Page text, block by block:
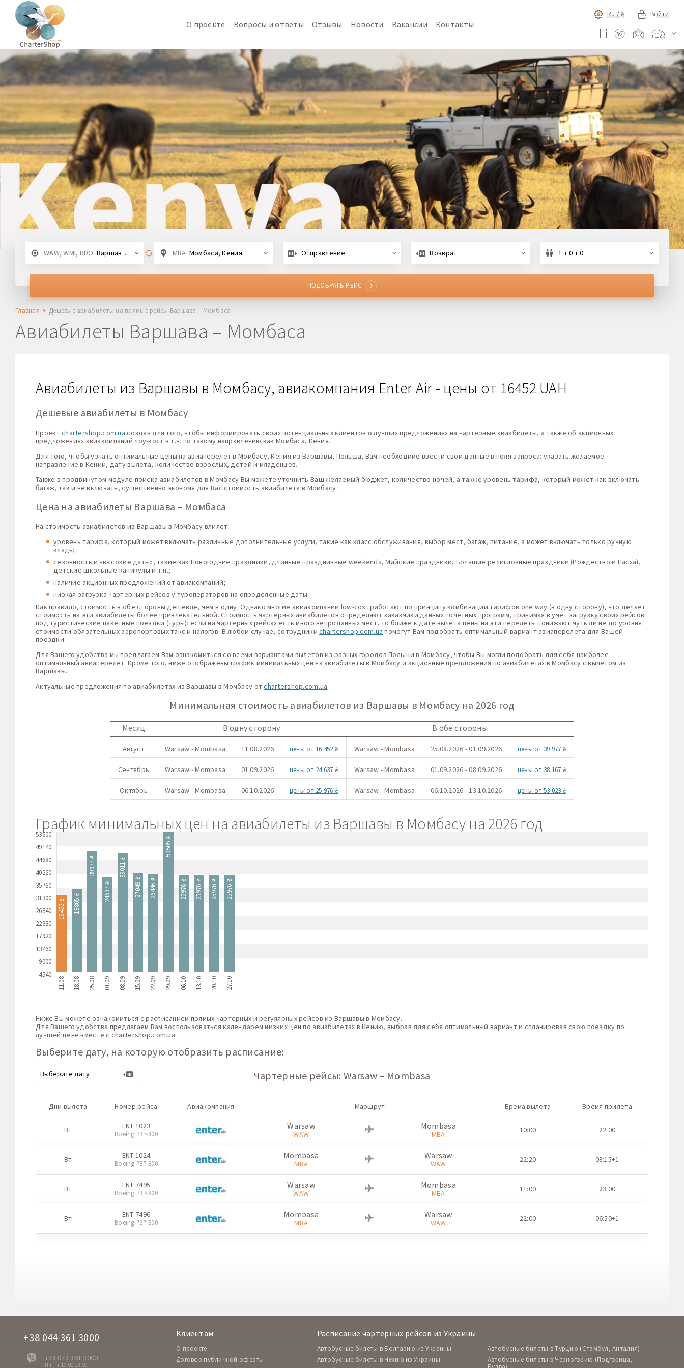
О проекте Вопросы и ответы Отзывы Новости Вакансии Контакты
Ru /₴ Войти
WAW, WMI, RDO Варшава, Польша MBA Момбаса, Кения Отправление Возврат 1 + 0 + 0
ПОДОБРАТЬ РЕЙС
Главная Дешевые авиабилеты на прямые рейсы Варшава – Момбаса
Авиабилеты Варшава – Момбаса
Авиабилеты из Варшавы в Момбасу, авиакомпания Enter Air - цены от 16452 UAH
Дешевые авиабилеты в Момбасу
Проект chartershop.com.ua создан для того, чтобы информировать своих потенциальных клиентов о лучших предложениях на чартерные авиабилеты, а также об акционных
предложениях авиакомпаний лоу-кост в т.ч. по такому направлению как Момбаса, Кения.
Для того, чтобы узнать оптимальные цены на авиаперелет в Момбасу, Кения из Варшавы, Польша, Вам необходимо ввести свои данные в поля запроса: указать желаемое
направление в Кении, дату вылета, количество взрослых, детей и младенцев.
Также в продвинутом модуле поиска авиабилетов в Момбасу Вы можете уточнить Ваш желаемый бюджет, количество ночей, а также уровень тарифа, который может как включать
багаж, так и не включать, существенно экономя для Вас стоимость авиабилета в Момбасу.
Цена на авиабилеты Варшава – Момбаса
На стоимость авиабилетов из Варшавы в Момбасу влияет:
уровень тарифа, который может включать различные дополнительные услуги, такие как класс обслуживания, выбор мест, багаж, питание, а может включать только ручную
кладь;
сезонность и «высокие даты», такие как Новогодние праздники, длинные праздничные weekends, Майские праздники, Большие религиозные праздники (Рождество и Пасха),
детские школьные каникулы и т.п.;
наличие акционных предложений от авиакомпаний;
низкая загрузка чартерных рейсов у туроператоров на определенные даты.
Как правило, стоимость в обе стороны дешевле, чем в одну. Однако многие авиакомпании low-cost работают по принципу комбинации тарифов one way (в одну сторону), что делает
стоимость на эти авиабилеты более привлекательной. Стоимость чартерных авиабилетов определяют заказчики данных полетных программ, принимая в учет загрузку своих рейсов
под туристические пакетные поездки (туры): если на чартерных рейсах есть много непроданных мест, то ближе к дате вылета цены на эти перелеты понижают чуть ли не до уровня
стоимости обязательных аэропортовых такс и налогов. В любом случае, сотрудникиchartershop.com.ua помогут Вам подобрать оптимальный вариант авиаперелета для Вашей
поездки.
Для Вашего удобства мы предлагаем Вам ознакомиться со всеми вариантами вылетов из разных городов Польши в Момбасу, чтобы Вы могли подобрать для себя наиболее
оптимальный авиаперелет. Кроме того, ниже отображены график минимальных цен на авиабилеты в Момбасу и акционные предложения по авиабилетах в Момбасу с вылетом из
Варшавы.
Актуальные предложения по авиабилетах из Варшавы в Момбасу отchartershop.com.ua:
Минимальная стоимость авиабилетов из Варшавы в Момбасу на 2026 год
Месяц В одну сторону В обе стороны
Август Warsaw - Mombasa 11.08.2026 цены от 16 452 ₴ Warsaw - Mombasa 25.08.2026 - 01.09.2026 цены от 39 977 ₴
Сентябрь Warsaw - Mombasa 01.09.2026 цены от 24 637 ₴ Warsaw - Mombasa 01.09.2026 - 08.09.2026 цены от 38 167 ₴
Октябрь Warsaw - Mombasa 06.10.2026 цены от 25 976 ₴ Warsaw - Mombasa 06.10.2026 - 13.10.2026 цены от 53 023 ₴
График минимальных цен на авиабилеты из Варшавы в Момбасу на 2026 год
53600
49140
44680
40220
35760
31300
26840
22380
17920
13460
9000
4540
16452 ₴
11.08
18865 ₴
18.08
39977 ₴
25.08
24637 ₴
01.09
39011 ₴
08.09
27049 ₴
15.09
26446 ₴
22.09
53505 ₴
29.09
25976 ₴
06.10
25976 ₴
13.10
25976 ₴
20.10
25976 ₴
27.10
Ниже Вы можете ознакомиться с расписанием прямых чартерных и регулярных рейсов из Варшавы в Момбасу.
Для Вашего удобства предлагаем Вам воспользоваться календарем низких цен по авиабилетах в Кению, выбрав для себя оптимальный вариант и спланировав свою поездку по
лучшей цене вместе с chartershop.com.ua.
Выберите дату, на которую отобразить расписание:
Чартерные рейсы: Warsaw – Mombasa
Дни вылета Номер рейса Авиакомпания Маршрут Врема вылета Время прилета
Вт ENT 1023
Boeing 737-800
Warsaw
WAW
Mombasa
MBA 10:00 22:00
Вт ENT 1024
Boeing 737-800
Mombasa
MBA
Warsaw
WAW 22:20 08:15+1
Вт ENT 7495
Boeing 737-800
Warsaw
WAW
Mombasa
MBA 11:00 23:00
Вт ENT 7496
Boeing 737-800
Mombasa
MBA
Warsaw
WAW 22:00 06:50+1
+38 044 361 3000
+38 073 361 3000
Пн-Пт 10:00-18:00
Клиентам
O проекте
Договор публичной оферты
Расписание чартерных рейсов из Украины
Автобусные билеты в Болгарию из Украины
Автобусные билеты в Чехию из Украины
Автобусные билеты в Турцию (Стамбул, Анталия)
Автобусные билеты в Черногорию (Подгорица,